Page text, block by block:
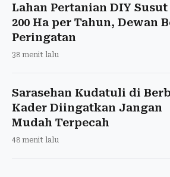
Lahan Pertanian DIY Susut
200 Ha per Tahun, Dewan
Peringatan
38 menit lalu
Sarasehan Kudatuli di
Kader Diingatkan Jangan
Mudah Terpecah
48 menit lalu